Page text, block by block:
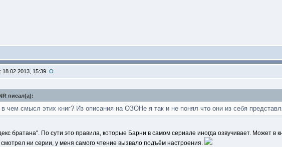
18.02.2013, 15:39
писал(a):
чем смысл этих книг? Из описания на ОЗОНе я так и не понял что они из себя
братана". По сути это правила, которые Барни в самом сериале иногда озвучивает. Может
ни серии, у меня самого чтение вызвало подъём настроения.